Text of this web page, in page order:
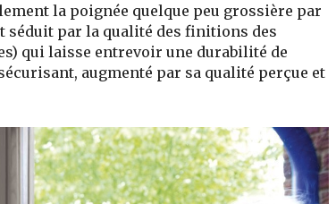
la poignée quelque peu grossière par
séduit par la qualité des finitions des
qui laisse entrevoir une durabilité de
augmenté par sa qualité perçue et